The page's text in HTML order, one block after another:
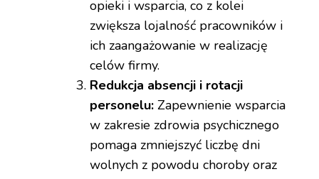
opieki i wsparcia, co z kolei
zwiększa lojalność pracowników i
ich zaangażowanie w realizację
celów firmy.
Redukcja absencji i rotacji
personelu: Zapewnienie wsparcia
w zakresie zdrowia psychicznego
pomaga zmniejszyć liczbę dni
wolnych z powodu choroby oraz